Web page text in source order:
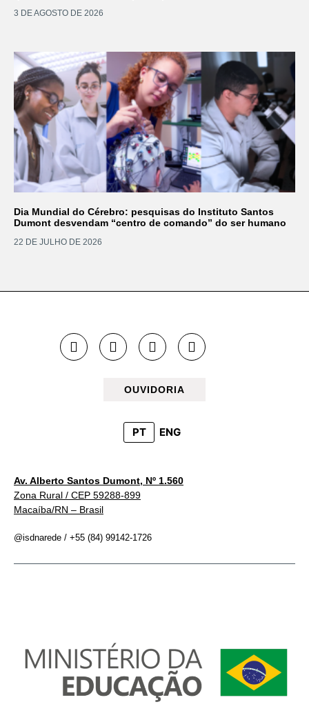
3 DE AGOSTO DE 2026
Dia Mundial do Cérebro: pesquisas do Instituto Santos
Dumont desvendam “centro de comando” do ser humano
22 DE JULHO DE 2026
OUVIDORIA
PT ENG
Av. Alberto Santos Dumont, Nº 1.560
Zona Rural / CEP 59288-899
Macaíba/RN – Brasil
@isdnarede / +55 (84) 99142-1726